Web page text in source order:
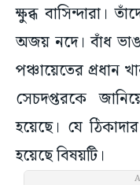
ক্ষুব্ধ বাসিন্দারা।
অজয় নদে। বাঁধ
পঞ্চায়েতের
সেচদপ্তরকে
হয়েছে। যে
হয়েছে বিষয়টি।